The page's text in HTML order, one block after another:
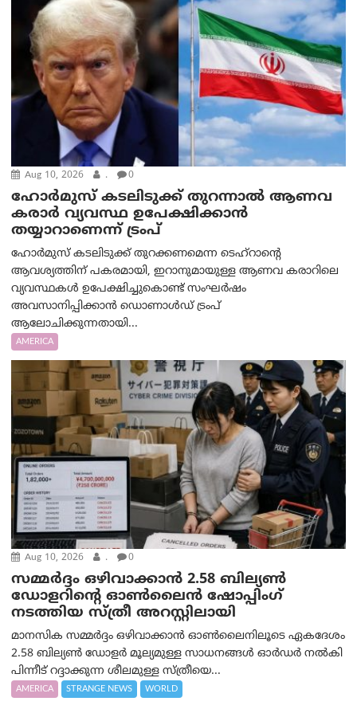
Aug 10, 2026 . 0
ഹോർമുസ് കടലിടുക്ക് തുറന്നാൽ ആണവ
കരാർ വ്യവസ്ഥ ഉപേക്ഷിക്കാൻ
തയ്യാറാണെന്ന് ട്രം‌പ്
ഹോർമുസ് കടലിടുക്ക് തുറക്കണമെന്ന ടെഹ്‌റാന്റെ
ആവശ്യത്തിന് പകരമായി, ഇറാനുമായുള്ള ആണവ കരാറിലെ
വ്യവസ്ഥകൾ ഉപേക്ഷിച്ചുകൊണ്ട് സംഘർഷം
അവസാനിപ്പിക്കാൻ ഡൊണാൾഡ് ട്രംപ്
ആലോചിക്കുന്നതായി...
AMERICA
Aug 10, 2026 . 0
സമ്മര്‍ദ്ദം ഒഴിവാക്കാന്‍ 2.58 ബില്യൺ
ഡോളറിന്റെ ഓണ്‍ലൈന്‍ ഷോപ്പിംഗ്
നടത്തിയ സ്ത്രീ അറസ്റ്റിലായി
മാനസിക സമ്മര്‍ദ്ദം ഒഴിവാക്കാന്‍ ഓണ്‍ലൈനിലൂടെ ഏകദേശം
2.58 ബില്യൺ ഡോളർ മൂല്യമുള്ള സാധനങ്ങള്‍ ഓര്‍ഡര്‍ നല്‍കി
പിന്നീട് റദ്ദാക്കുന്ന ശീലമുള്ള സ്ത്രീയെ...
AMERICA STRANGE NEWS WORLD